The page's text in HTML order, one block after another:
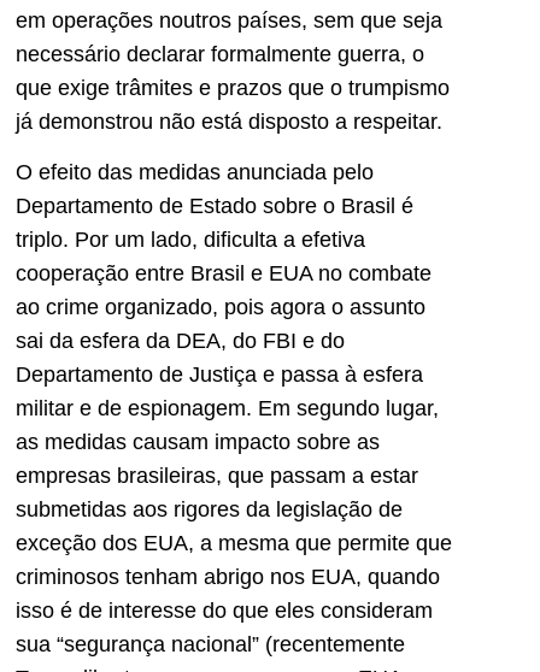
em operações noutros países, sem que seja
necessário declarar formalmente guerra, o
que exige trâmites e prazos que o trumpismo
já demonstrou não está disposto a respeitar.
O efeito das medidas anunciada pelo
Departamento de Estado sobre o Brasil é
triplo. Por um lado, dificulta a efetiva
cooperação entre Brasil e EUA no combate
ao crime organizado, pois agora o assunto
sai da esfera da DEA, do FBI e do
Departamento de Justiça e passa à esfera
militar e de espionagem. Em segundo lugar,
as medidas causam impacto sobre as
empresas brasileiras, que passam a estar
submetidas aos rigores da legislação de
exceção dos EUA, a mesma que permite que
criminosos tenham abrigo nos EUA, quando
isso é de interesse do que eles consideram
sua “segurança nacional” (recentemente